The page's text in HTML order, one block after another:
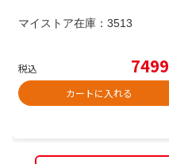
マイストア在庫： 3513
税込 7499
カートに入れる